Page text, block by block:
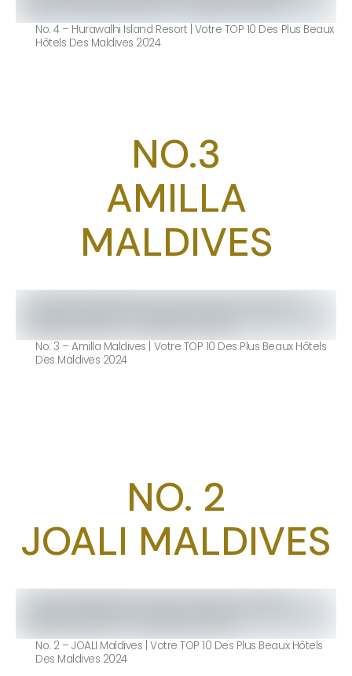
No. 4 – Hurawalhi Island Resort | Votre TOP 10 Des Plus Beaux
Hôtels Des Maldives 2024
NO.3
AMILLA
MALDIVES
No. 3 – Amilla Maldives | Votre TOP 10 Des Plus Beaux Hôtels
Des Maldives 2024
NO. 2
JOALI MALDIVES
No. 2 – JOALI Maldives | Votre TOP 10 Des Plus Beaux Hôtels
Des Maldives 2024